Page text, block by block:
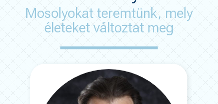
Mosolyokat teremtünk, mely
életeket változtat meg